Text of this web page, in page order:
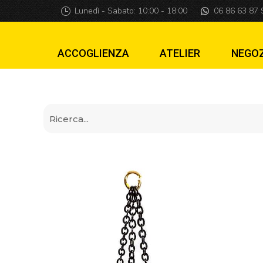
Mod Calderone
Lunedì - Sabato: 10:00 - 18:00 06 86 63 87
ACCOGLIENZA ATELIER